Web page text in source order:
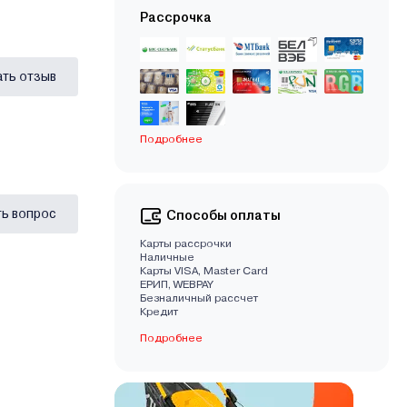
отзыв
вопрос
Рассрочка
Подробнее
Способы оплаты
Карты рассрочки
Наличные
Карты VISA, Master Card
EРИП, WEBPAY
Безналичный рассчет
Кредит
Подробнее